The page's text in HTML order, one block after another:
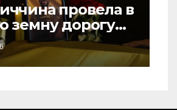
провела в
земну дорогу
– Олега